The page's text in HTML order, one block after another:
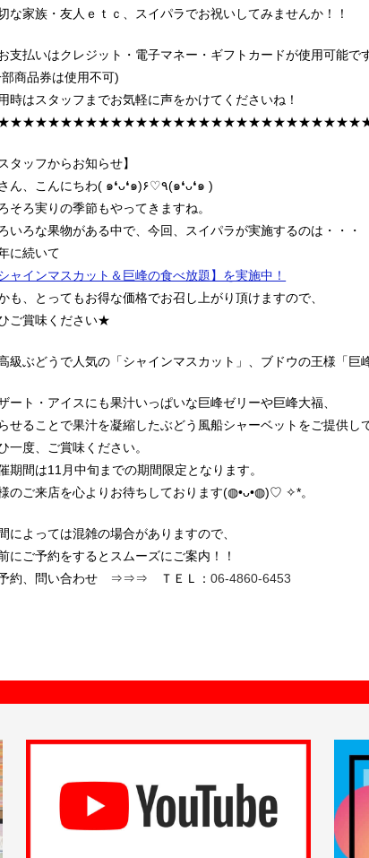
な家族・友人ｅｔｃ、スイパラでお祝いしてみませんか！！
支払いはクレジット・電子マネー・ギフトカードが使用可能で
商品券は使用不可)
時はスタッフまでお気軽に声をかけてくださいね！
スタッフからお知らせ】
皆さん、こんにちわ( ๑❛ᴗ❛๑)۶♡٩(๑❛ᴗ❛๑ )
そろ実りの季節もやってきますね。
いろな果物がある中で、今回、スイパラが実施するのは・・・
に続いて
シャインマスカット＆巨峰の食べ放題】を実施中！
も、とってもお得な価格でお召し上がり頂けますので、
ご賞味ください★
級ぶどうで人気の「シャインマスカット」、ブドウの王様「巨
ート・アイスにも果汁いっぱいな巨峰ゼリーや巨峰大福、
せることで果汁を凝縮したぶどう風船シャーベットをご提供し
一度、ご賞味ください。
期間は11月中旬までの期間限定となります。
のご来店を心よりお待ちしております(◍•ᴗ•◍)♡ ✧*。
によっては混雑の場合がありますので、
にご予約をするとスムーズにご案内！！
約、問い合わせ ⇒⇒⇒ ＴＥＬ：06-4860-6453